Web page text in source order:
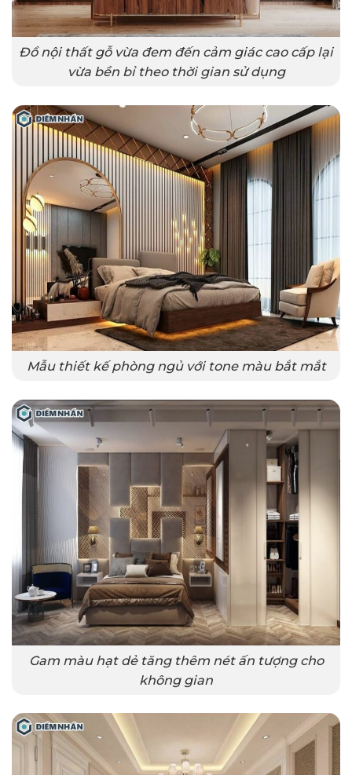
Đồ nội thất gỗ vừa đem đến cảm giác cao cấp lại
vừa bền bỉ theo thời gian sử dụng
Mẫu thiết kế phòng ngủ với tone màu bắt mắt
Gam màu hạt dẻ tăng thêm nét ấn tượng cho
không gian